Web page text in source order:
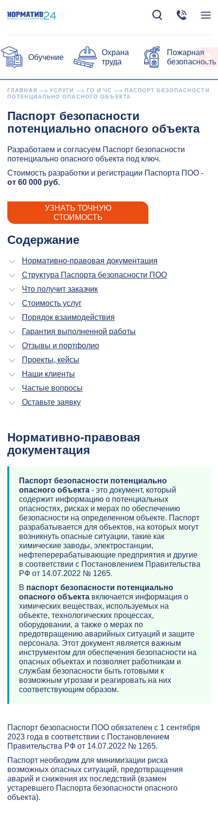
Обучение
Охрана
труда
Пожарная
безопасность
ГЛАВНАЯ УСЛУГИ ГО И ЧС
ПАСПОРТ БЕЗОПАСНОСТИ
ПОТЕНЦИАЛЬНО ОПАСНОГО ОБЪЕКТА
Паспорт безопасности
потенциально опасного объекта
Разработаем и согласуем Паспорт безопасности
потенциально опасного объекта под ключ.
Стоимость разработки и регистрации Паспорта ПОО -
от 60 000 руб.
УЗНАТЬ ТОЧНУЮ
СТОИМОСТЬ
Содержание
Нормативно-правовая документация
Структура Паспорта безопасности ПОО
Что получит заказчик
Стоимость услуг
Порядок взаимодействия
Гарантия выполненной работы
Отзывы и портфолио
Проекты, кейсы
Наши клиенты
Частые вопросы
Оставьте заявку
Нормативно-правовая
документация
Паспорт безопасности потенциально
опасного объекта - это документ, который
содержит информацию о потенциальных
опасностях, рисках и мерах по обеспечению
безопасности на определенном объекте. Паспорт
разрабатывается для объектов, на которых могут
возникнуть опасные ситуации, такие как
химические заводы, электростанции,
нефтеперерабатывающие предприятия и другие
в соответствии с Постановлением Правительства
РФ от 14.07.2022 № 1265.
В паспорт безопасности потенциально
опасного объекта включается информация о
химических веществах, используемых на
объекте, технологических процессах,
оборудовании, а также о мерах по
предотвращению аварийных ситуаций и защите
персонала. Этот документ является важным
инструментом для обеспечения безопасности на
опасных объектах и позволяет работникам и
службам безопасности быть готовыми к
возможным угрозам и реагировать на них
соответствующим образом.
Паспорт безопасности ПОО обязателен с 1 сентября
2023 года в соответствии с Постановлением
Правительства РФ от 14.07.2022 № 1265.
Паспорт необходим для минимизации риска
возможных опасных ситуаций, предотвращения
аварий и снижения их последствий (взамен
устаревшего Паспорта безопасности опасного
объекта).